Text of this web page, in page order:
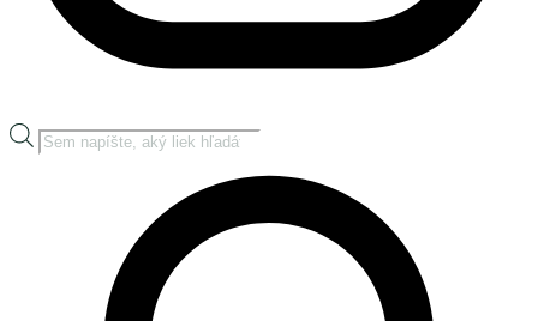
Products
search